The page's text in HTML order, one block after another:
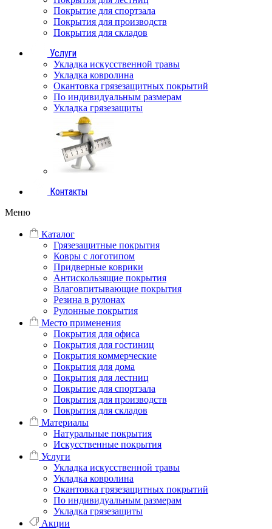
Покрытие для спортзала
Покрытия для производств
Покрытия для складов
Услуги
Укладка искусственной травы
Укладка ковролина
Окантовка грязезащитных покрытий
По индивидуальным размерам
Укладка грязезащиты
Контакты
Меню
Каталог
Грязезащитные покрытия
Ковры с логотипом
Придверные коврики
Антискользящие покрытия
Влаговпитывающие покрытия
Резина в рулонах
Рулонные покрытия
Место применения
Покрытия для офиса
Покрытия для гостиниц
Покрытия коммерческие
Покрытия для дома
Покрытия для лестниц
Покрытие для спортзала
Покрытия для производств
Покрытия для складов
Материалы
Натуральные покрытия
Искусственные покрытия
Услуги
Укладка искусственной травы
Укладка ковролина
Окантовка грязезащитных покрытий
По индивидуальным размерам
Укладка грязезащиты
Акции